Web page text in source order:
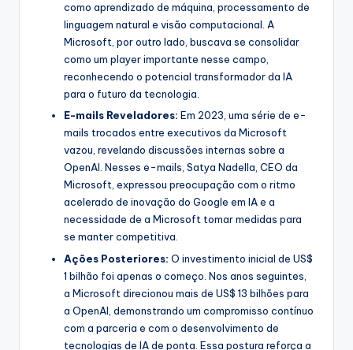
como aprendizado de máquina, processamento de
linguagem natural e visão computacional. A
Microsoft, por outro lado, buscava se consolidar
como um player importante nesse campo,
reconhecendo o potencial transformador da IA
para o futuro da tecnologia.
E-mails Reveladores: Em 2023, uma série de e-
mails trocados entre executivos da Microsoft
vazou, revelando discussões internas sobre a
OpenAI. Nesses e-mails, Satya Nadella, CEO da
Microsoft, expressou preocupação com o ritmo
acelerado de inovação do Google em IA e a
necessidade de a Microsoft tomar medidas para
se manter competitiva.
Ações Posteriores: O investimento inicial de US$
1 bilhão foi apenas o começo. Nos anos seguintes,
a Microsoft direcionou mais de US$ 13 bilhões para
a OpenAI, demonstrando um compromisso contínuo
com a parceria e com o desenvolvimento de
tecnologias de IA de ponta. Essa postura reforça a